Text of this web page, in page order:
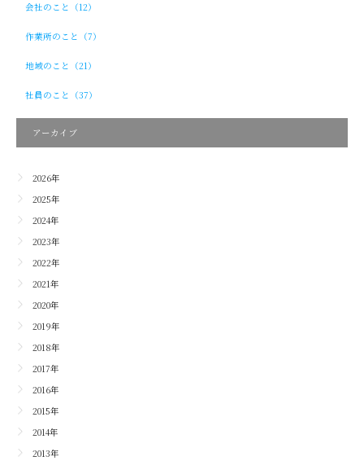
会社のこと（12）
作業所のこと（7）
地域のこと（21）
社員のこと（37）
アーカイブ
2026年
2025年
2024年
2023年
2022年
2021年
2020年
2019年
2018年
2017年
2016年
2015年
2014年
2013年